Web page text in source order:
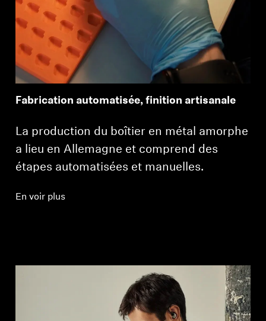
Fabrication automatisée, finition artisanale
La production du boîtier en métal amorphe
a lieu en Allemagne et comprend des
étapes automatisées et manuelles.
En voir plus
vos articles précédemment enregistrés.
Se connecter